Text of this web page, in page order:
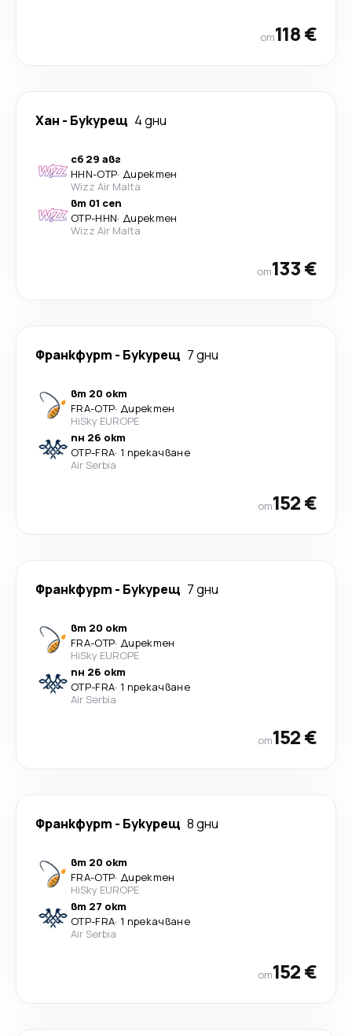
от118 €
Хан - Букурещ 4 дни
сб 29 авг
HHN-OTP· Директен
Wizz Air Malta
вт 01 сеп
OTP-HHN· Директен
Wizz Air Malta
от133 €
Франкфурт - Букурещ 7 дни
вт 20 окт
FRA-OTP· Директен
HiSky EUROPE
пн 26 окт
OTP-FRA· 1 прекачване
Air Serbia
от152 €
Франкфурт - Букурещ 7 дни
вт 20 окт
FRA-OTP· Директен
HiSky EUROPE
пн 26 окт
OTP-FRA· 1 прекачване
Air Serbia
от152 €
Франкфурт - Букурещ 8 дни
вт 20 окт
FRA-OTP· Директен
HiSky EUROPE
вт 27 окт
OTP-FRA· 1 прекачване
Air Serbia
от152 €